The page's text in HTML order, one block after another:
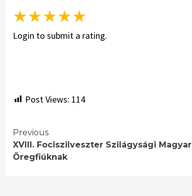
★★★★★
Login to submit a rating.
Post Views: 114
Continue
Reading
Previous
XVIII. Fociszilveszter Szilágysági Magyar
Öregfiúknak